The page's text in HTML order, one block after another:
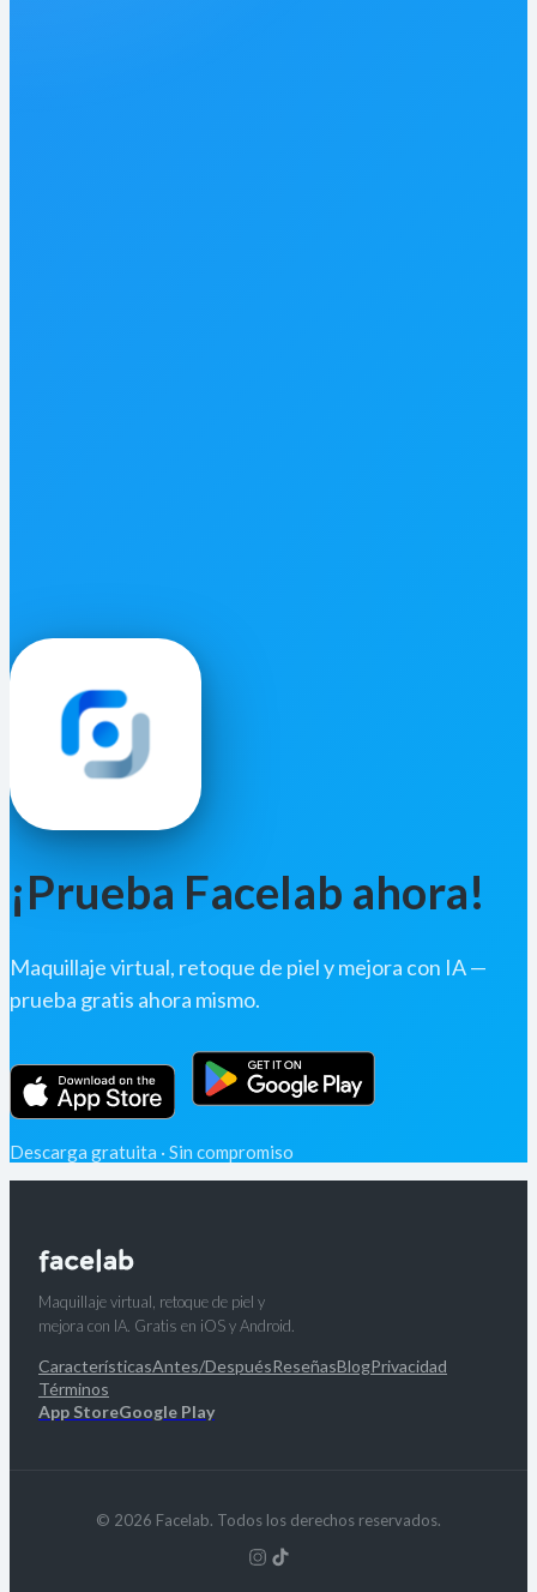
¡Prueba Facelab ahora!
Maquillaje virtual, retoque de piel y mejora con IA —
prueba gratis ahora mismo.
Descarga gratuita · Sin compromiso
Maquillaje virtual, retoque de piel y
mejora con IA. Gratis en iOS y Android.
CaracterísticasAntes/DespuésReseñasBlogPrivacidad
Términos
App StoreGoogle Play
© 2026 Facelab. Todos los derechos reservados.